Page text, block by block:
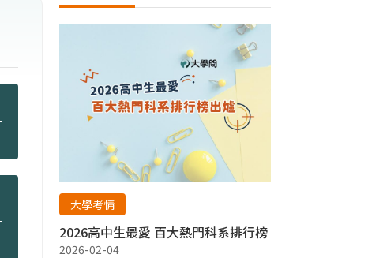
大學考情
2026高中生最愛 百大熱門科系排行榜
2026-02-04